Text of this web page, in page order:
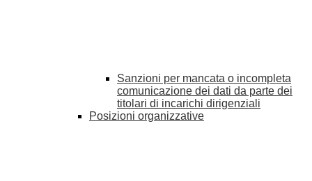
Sanzioni per mancata o incompleta
comunicazione dei dati da parte dei
titolari di incarichi dirigenziali
Posizioni organizzative